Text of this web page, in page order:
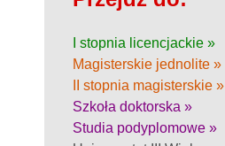
I stopnia licencjackie »
Magisterskie jednolite »
II stopnia magisterskie »
Szkoła doktorska »
Studia podyplomowe »